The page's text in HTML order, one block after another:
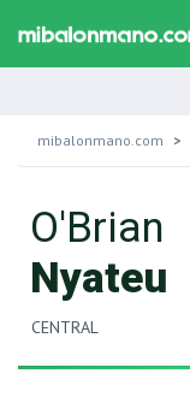
mibalonmano.com
O'Brian
Nyateu
CENTRAL